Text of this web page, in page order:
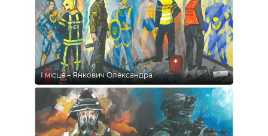
І місце – Янкович Олександра